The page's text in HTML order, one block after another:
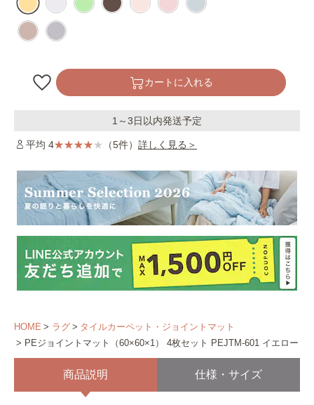
カートに入れる
1～3日以内発送予定
平均 4 （5件） 詳しく見る＞
HOME ラグ
タイルカーペット・ジョイントマット
PEジョイントマット（60×60×1） 4枚セット PEJTM-601 イエロー
商品説明 仕様・サイズ